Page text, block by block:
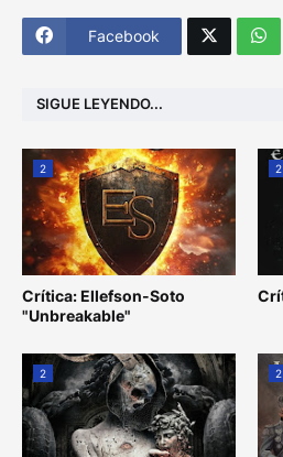
Facebook
SIGUE LEYENDO...
2
Crítica: Ellefson-Soto
"Unbreakable"
2
2 2